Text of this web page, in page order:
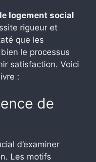
logement social
rigueur et
que les
le processus
satisfaction. Voici
:
de
d’examiner
Les motifs